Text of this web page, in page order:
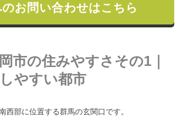
お問い合わせはこちら
市の住みやすさその1｜
やすい都市
西部に位置する群馬の玄関口です。